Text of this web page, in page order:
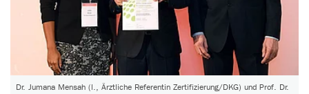
Dr. Jumana Mensah (l., Ärztliche Referentin Zertifizierung/DKG) und Prof. Dr.